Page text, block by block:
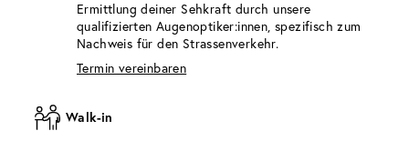
Ermittlung deiner Sehkraft durch unsere
qualifizierten Augenoptiker:innen, spezifisch zum
Nachweis für den Strassenverkehr.
Termin vereinbaren
Walk-in